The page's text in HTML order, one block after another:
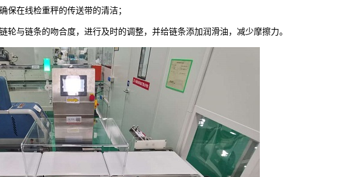
保在线检重秤的传送带的清洁；
轮与链条的吻合度，进行及时的调整，并给链条添加润滑油，减少摩擦力。